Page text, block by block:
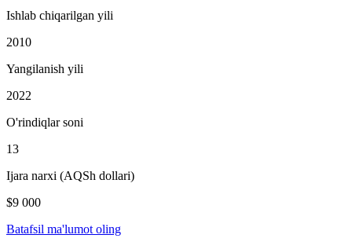
Ishlab chiqarilgan yili
2010
Yangilanish yili
2022
O'rindiqlar soni
13
Ijara narxi (AQSh dollari)
$9 000
Batafsil ma'lumot oling